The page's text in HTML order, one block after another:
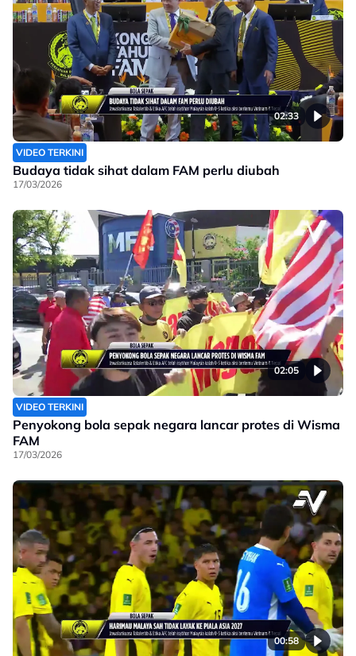
02:33
VIDEO TERKINI
Budaya tidak sihat dalam FAM perlu diubah
17/03/2026
02:05
VIDEO TERKINI
Penyokong bola sepak negara lancar protes di Wisma
FAM
17/03/2026
00:58